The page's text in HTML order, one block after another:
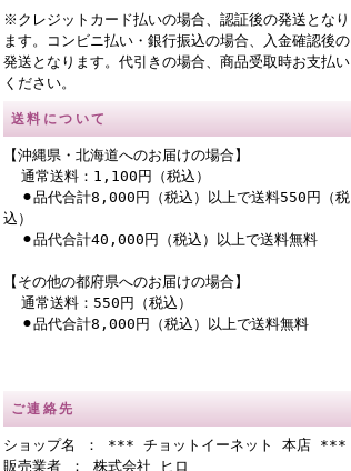
※クレジットカード払いの場合、認証後の発送となり
ます。コンビニ払い・銀行振込の場合、入金確認後の
発送となります。代引きの場合、商品受取時お支払い
ください。
送料について
【沖縄県・北海道へのお届けの場合】
通常送料：1,100円（税込）
⚫︎品代合計8,000円（税込）以上で送料550円（税
込）
⚫︎品代合計40,000円（税込）以上で送料無料
【その他の都府県へのお届けの場合】
通常送料：550円（税込）
⚫︎品代合計8,000円（税込）以上で送料無料
ご連絡先
ショップ名 ： *** チョットイーネット 本店 ***
販売業者 ： 株式会社 ヒロ